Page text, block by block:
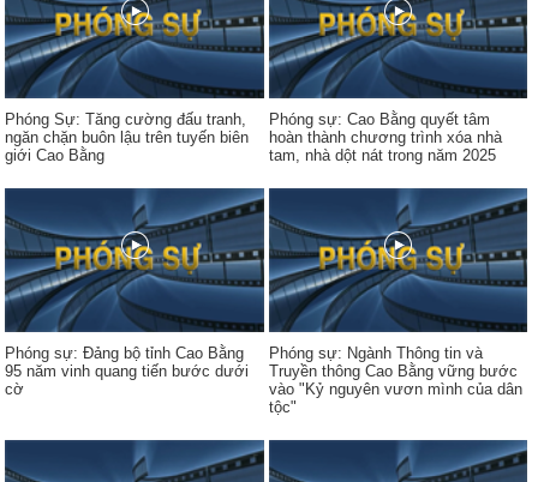
Phóng Sự: Tăng cường đấu tranh,
ngăn chặn buôn lậu trên tuyến biên
giới Cao Bằng
Phóng sự: Cao Bằng quyết tâm
hoàn thành chương trình xóa nhà
tam, nhà dột nát trong năm 2025
Phóng sự: Đảng bộ tỉnh Cao Bằng
95 năm vinh quang tiến bước dưới
cờ
Phóng sự: Ngành Thông tin và
Truyền thông Cao Bằng vững bước
vào "Kỷ nguyên vươn mình của dân
tộc"